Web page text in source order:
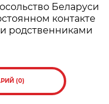
Беларуси
контакте
родственниками
(0)